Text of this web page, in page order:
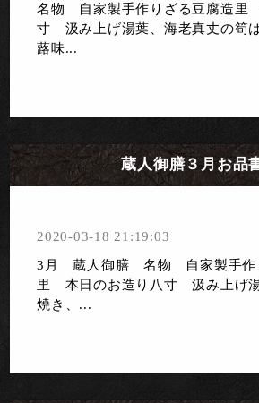
名物 自家製手作りざる豆腐造里
寸 汲み上げ湯葉、海老真丈の筍
蕗味...
蔵人御膳３月お品
2020-03-18 21:19:03
3月 蔵人御膳 名物 自家製手作
里 本日のお造り八寸 汲み上げ
焼き、...